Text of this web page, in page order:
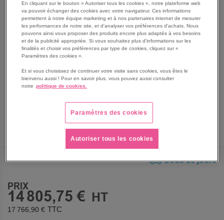
BEGINNING
IMAGES
GALLERY
Le show-cooking Visio est idéal pour travailler devant les
clients et créer des animations, même dans des
endroits clos : cuisson au wok, brunch, grillades sur
plancha, etc.
Deux tiroirs réfrigérés permettent l utilisation de bacs
Température de fonctionnement comprise entre +2 et +6
air (anti-graisses et antiodeurs) :
Voir le descriptif complet
Sous 10 jours
PRIX
14 805,75 €
17 766,90 €
En cliquant sur le bouton « Autoriser tous les cookies », notre plateforme web
va pouvoir échanger des cookies avec votre navigateur. Ces informations
permettent à notre équipe marketing et à nos partenaires internet de mesurer
les performances de notre site, et d'analyser vos préférences d'achats. Nous
pouvons ainsi vous proposer des produits encore plus adaptés à vos besoins
et de la publicité appropriée. Si vous souhaitez plus d'informations sur les
finalités et choisir vos préférences par type de cookies, cliquez sur «
Paramètres des cookies ».
Et si vous choisissez de continuer votre visite sans cookies, vous êtes le
bienvenu aussi ! Pour en savoir plus, vous pouvez aussi consulter
notre politique de cookies.
Paramètres des cookies
Autoriser tous les cookies